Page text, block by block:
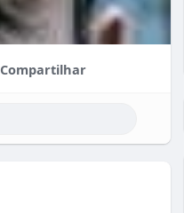
Compartilhar